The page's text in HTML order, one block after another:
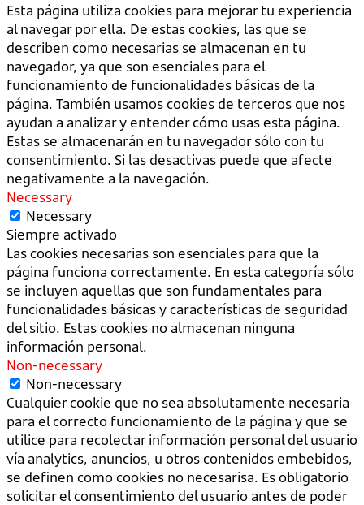
Esta página utiliza cookies para mejorar tu experiencia
al navegar por ella. De estas cookies, las que se
describen como necesarias se almacenan en tu
navegador, ya que son esenciales para el
funcionamiento de funcionalidades básicas de la
página. También usamos cookies de terceros que nos
ayudan a analizar y entender cómo usas esta página.
Estas se almacenarán en tu navegador sólo con tu
consentimiento. Si las desactivas puede que afecte
negativamente a la navegación.
Necessary
Necessary
Siempre activado
Las cookies necesarias son esenciales para que la
página funciona correctamente. En esta categoría sólo
se incluyen aquellas que son fundamentales para
funcionalidades básicas y características de seguridad
del sitio. Estas cookies no almacenan ninguna
información personal.
Non-necessary
Non-necessary
Cualquier cookie que no sea absolutamente necesaria
para el correcto funcionamiento de la página y que se
utilice para recolectar información personal del usuario
vía analytics, anuncios, u otros contenidos embebidos,
se definen como cookies no necesarisa. Es obligatorio
solicitar el consentimiento del usuario antes de poder